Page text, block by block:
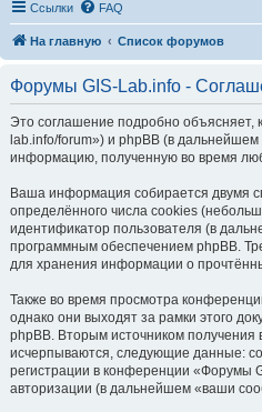
Ссылки FAQ
На главную Список форумов
Форумы GIS-Lab.info -
Это соглашение подробно
lab.info/forum») и phpBB (в
информацию, полученную во время
Ваша информация собирается двумя
определённого числа cookies
идентификатор пользователя (в
программным обеспечением phpBB.
для хранения информации о
Также во время просмотра
однако они выходят за рамки этого
phpBB. Вторым источником
исчерпываются, следующие данные:
регистрации в конференции «Форумы
авторизации (в дальнейшем «ваши